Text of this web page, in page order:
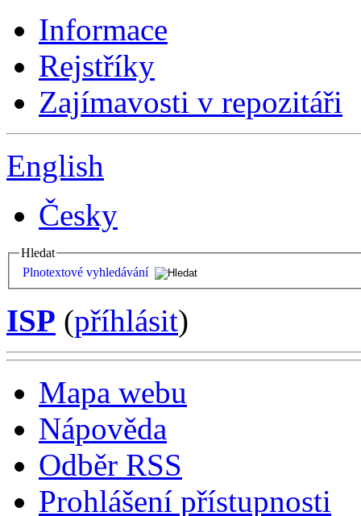
Informace
Rejstříky
Zajímavosti v repozitáři
English
Česky
Hledat
Plnotextové vyhledávání
ISP (příhlásit)
Mapa webu
Nápověda
Odběr RSS
Prohlášení přístupnosti